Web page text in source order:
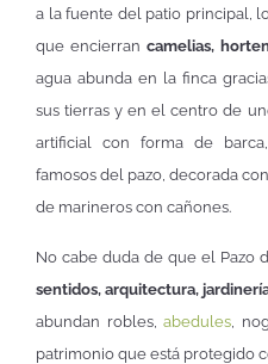
a la fuente del patio principal,
que encierran camelias,
agua abunda en la finca
sus tierras y en el centro de
artificial con forma de
famosos del pazo, decorada
de marineros con cañones.
No cabe duda de que el Pazo
sentidos, arquitectura,
abundan robles,abedules ,
patrimonio que está protegido